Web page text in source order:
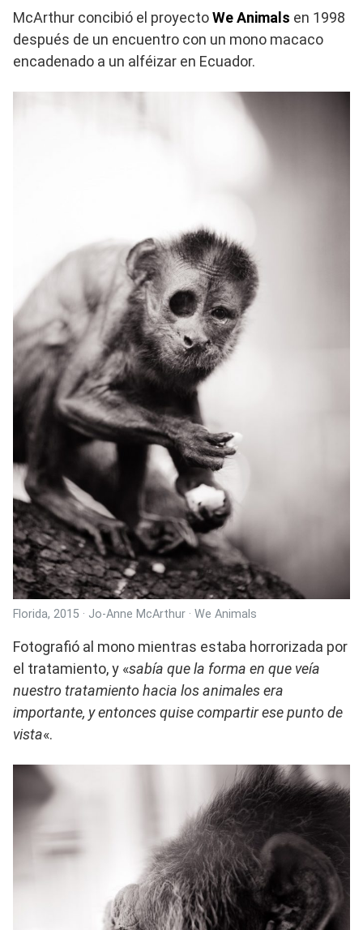
McArthur concibió el proyectoWe Animals en 1998
después de un encuentro con un mono macaco
encadenado a un alféizar en Ecuador.
Florida, 2015 · Jo-Anne McArthur · We Animals
Fotografió al mono mientras estaba horrorizada por
el tratamiento, y «sabía que la forma en que veía
nuestro tratamiento hacia los animales era
importante, y entonces quise compartir ese punto de
vista«.